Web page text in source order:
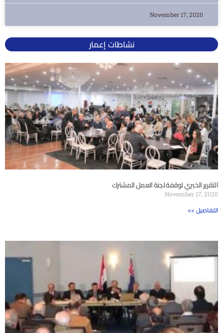
November 17, 2020
نشاطات إعمار
التقرير الخبري لوقفة لجنة العمل المشترك
November 17, 2020
<< التفاصيل